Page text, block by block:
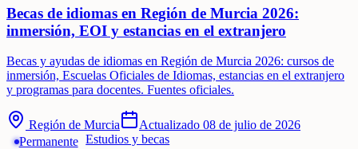
Becas de idiomas en Región de Murcia 2026:
inmersión, EOI y estancias en el extranjero
Becas y ayudas de idiomas en Región de Murcia 2026: cursos de
inmersión, Escuelas Oficiales de Idiomas, estancias en el extranjero
y programas para docentes. Fuentes oficiales.
Región de Murcia Actualizado 08 de julio de 2026
Permanente Estudios y becas